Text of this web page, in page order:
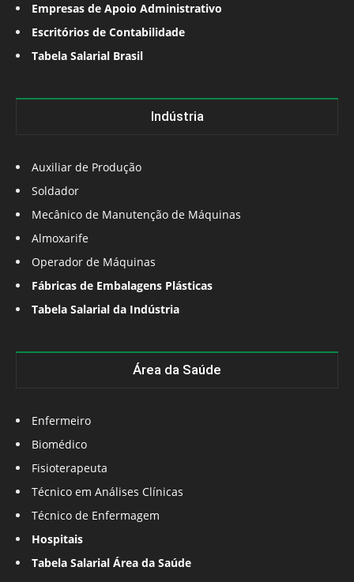
Empresas de Apoio Administrativo
Escritórios de Contabilidade
Tabela Salarial Brasil
Indústria
Auxiliar de Produção
Soldador
Mecânico de Manutenção de Máquinas
Almoxarife
Operador de Máquinas
Fábricas de Embalagens Plásticas
Tabela Salarial da Indústria
Área da Saúde
Enfermeiro
Biomédico
Fisioterapeuta
Técnico em Análises Clínicas
Técnico de Enfermagem
Hospitais
Tabela Salarial Área da Saúde